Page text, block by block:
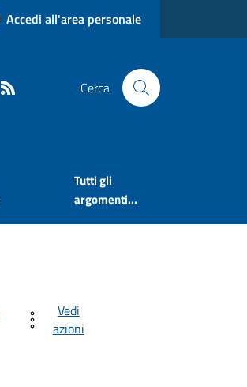
Accedi all'area personale
Cerca
Tutti gli
argomenti...
Vedi
azioni